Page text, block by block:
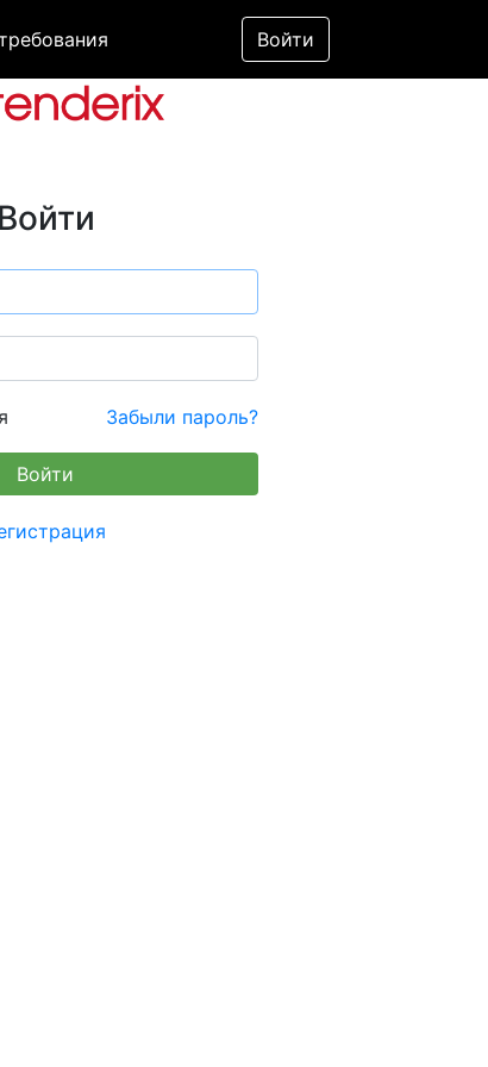
Войти
Войти
Забыли пароль?